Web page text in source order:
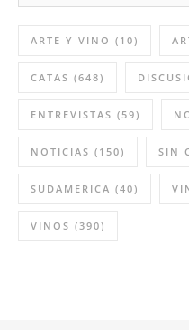
ARTE Y VINO (10)
CATAS (648)
ENTREVISTAS (59)
NOTICIAS (150) SIN
SUDAMERICA (40)
VINOS (390)